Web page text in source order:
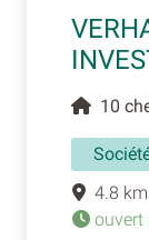
10
4.8
ouvert